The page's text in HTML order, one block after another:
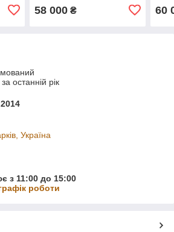
58 000₴ 60
останній рік
Україна
з 11:00 до 15:00
роботи